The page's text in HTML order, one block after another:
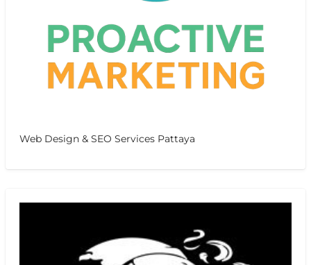
Web Design & SEO Services Pattaya